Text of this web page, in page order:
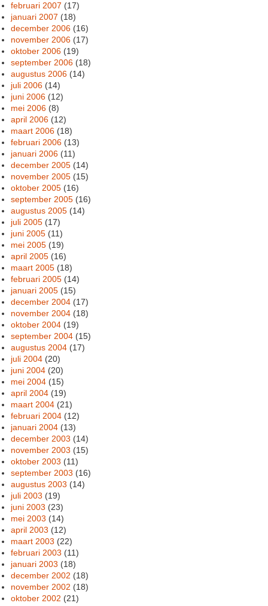
februari 2007 (17)
januari 2007 (18)
december 2006 (16)
november 2006 (17)
oktober 2006 (19)
september 2006 (18)
augustus 2006 (14)
juli 2006 (14)
juni 2006 (12)
mei 2006 (8)
april 2006 (12)
maart 2006 (18)
februari 2006 (13)
januari 2006 (11)
december 2005 (14)
november 2005 (15)
oktober 2005 (16)
september 2005 (16)
augustus 2005 (14)
juli 2005 (17)
juni 2005 (11)
mei 2005 (19)
april 2005 (16)
maart 2005 (18)
februari 2005 (14)
januari 2005 (15)
december 2004 (17)
november 2004 (18)
oktober 2004 (19)
september 2004 (15)
augustus 2004 (17)
juli 2004 (20)
juni 2004 (20)
mei 2004 (15)
april 2004 (19)
maart 2004 (21)
februari 2004 (12)
januari 2004 (13)
december 2003 (14)
november 2003 (15)
oktober 2003 (11)
september 2003 (16)
augustus 2003 (14)
juli 2003 (19)
juni 2003 (23)
mei 2003 (14)
april 2003 (12)
maart 2003 (22)
februari 2003 (11)
januari 2003 (18)
december 2002 (18)
november 2002 (18)
oktober 2002 (21)